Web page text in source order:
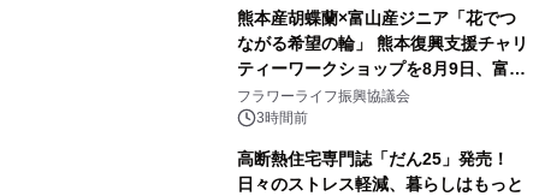
熊本産胡蝶蘭×富山産ジニア「花でつ
ながる希望の輪」 熊本復興支援チャリ
ティーワークショップを8月9日、富
山・射水で開催
フラワーライフ振興協議会
3時間前
高断熱住宅専門誌「だん25」発売！
日々のストレス軽減、暮らしはもっと